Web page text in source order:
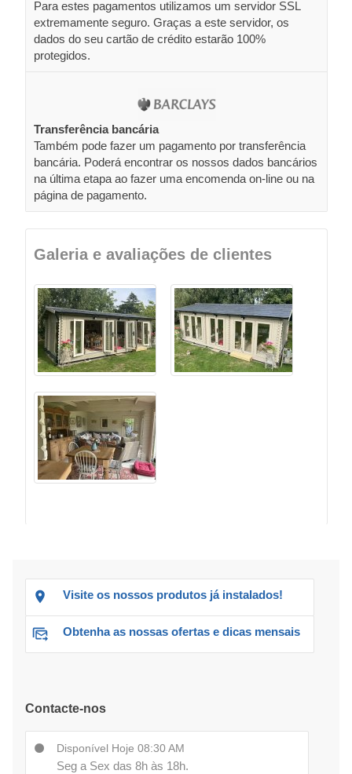
Para estes pagamentos utilizamos um servidor SSL
extremamente seguro. Graças a este servidor, os
dados do seu cartão de crédito estarão 100%
protegidos.
Transferência bancária
Também pode fazer um pagamento por transferência
bancária. Poderá encontrar os nossos dados bancários
na última etapa ao fazer uma encomenda on-line ou na
página de pagamento.
Galeria e avaliações de clientes
Visite os nossos produtos já instalados!
Obtenha as nossas ofertas e dicas mensais
Contacte-nos
Disponível Hoje 08:30 AM
Seg a Sex das 8h às 18h.